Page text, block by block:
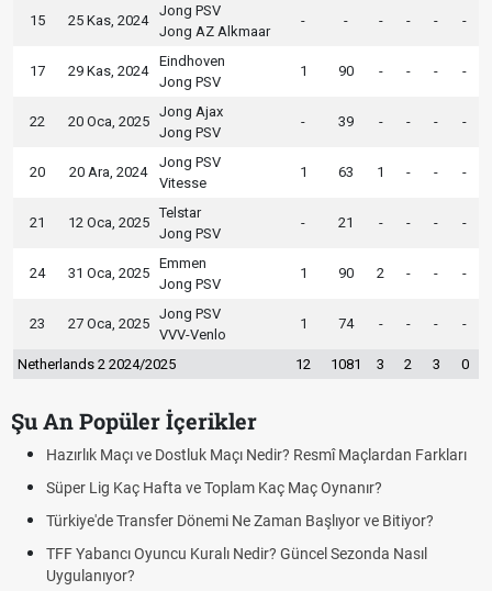
15 25 Kas, 2024
Jong PSV
Jong AZ Alkmaar
- - - - - -
17 29 Kas, 2024
Eindhoven
Jong PSV
1 90 - - - -
22 20 Oca, 2025
Jong Ajax
Jong PSV
- 39 - - - -
20 20 Ara, 2024
Jong PSV
Vitesse
1 63 1 - - -
21 12 Oca, 2025
Telstar
Jong PSV
- 21 - - - -
24 31 Oca, 2025
Emmen
Jong PSV
1 90 2 - - -
23 27 Oca, 2025
Jong PSV
VVV-Venlo
1 74 - - - -
Netherlands 2 2024/2025 12 1081 3 2 3 0
Şu An Popüler İçerikler
Maçı ve Dostluk Maçı Nedir? Resmî Maçlardan Farkları
Lig Kaç Hafta ve Toplam Kaç Maç Oynanır?
Transfer Dönemi Ne Zaman Başlıyor ve Bitiyor?
Yabancı Oyuncu Kuralı Nedir? Güncel Sezonda Nasıl